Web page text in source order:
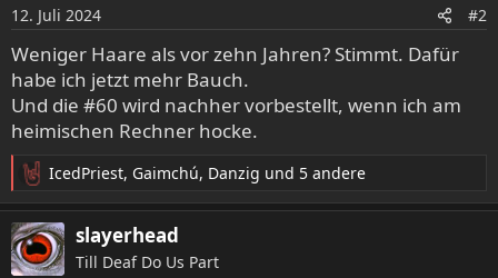
n
e
n
:
12. Juli 2024 #2
Weniger Haare als vor zehn Jahren? Stimmt. Dafür
habe ich jetzt mehr Bauch.
Und die #60 wird nachher vorbestellt, wenn ich am
heimischen Rechner hocke.
R
e
a
k
t
IcedPriest, Gaimchú, Danzig und 5 andere
slayerhead
Till Deaf Do Us Part